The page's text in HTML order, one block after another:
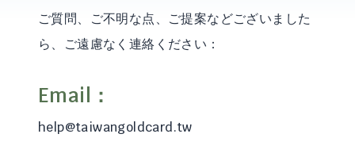
ご質問、ご不明な点、ご提案などございました
ら、ご遠慮なく連絡ください：
Email：
help@taiwangoldcard.tw